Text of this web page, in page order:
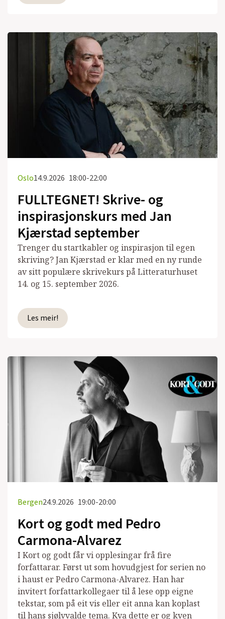
Oslo14.9.2026 18:00-22:00
FULLTEGNET! Skrive- og
inspirasjonskurs med Jan
Kjærstad september
Trenger du startkabler og inspirasjon til egen
skriving? Jan Kjærstad er klar med en ny runde
av sitt populære skrivekurs på Litteraturhuset
14. og 15. september 2026.
Les meir!
Bergen24.9.2026 19:00-20:00
Kort og godt med Pedro
Carmona-Alvarez
I Kort og godt får vi opplesingar frå fire
forfattarar. Først ut som hovudgjest for serien no
i haust er Pedro Carmona-Alvarez. Han har
invitert forfattarkollegaer til å lese opp eigne
tekstar, som på eit vis eller eit anna kan koplast
til hans sjølvvalde tema. Kva dette er og kven